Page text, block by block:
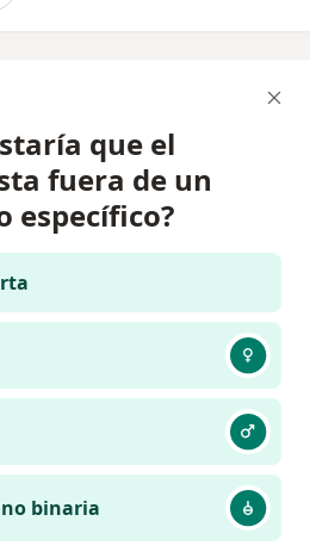
que el
fuera de un
específico?
binaria